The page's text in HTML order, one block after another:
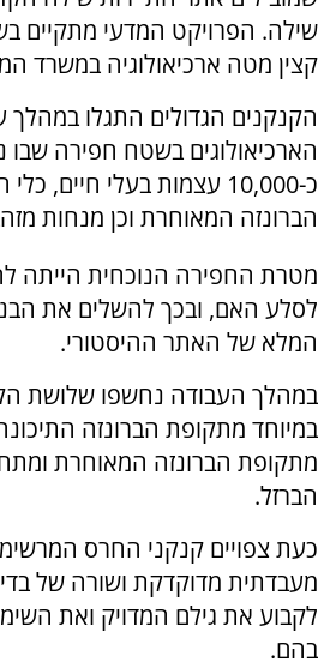
שילה. הפרויקט המדעי מתקיים
קצין מטה ארכיאולוגיה במשרד
הקנקנים הגדולים התגלו במהלך
הארכיאולוגים בשטח חפירה שבו
כ-10,000 עצמות בעלי
הברונזה המאוחרת וכן מנחות
מטרת החפירה הנוכחית הייתה
לסלע האם, ובכך להשלים את
המלא של האתר ההיסטורי.
במהלך העבודה נחשפו שלושת
במיוחד מתקופת הברונזה
מתקופת הברונזה המאוחרת
הברזל.
כעת צפויים קנקני החרס
מעבדתית מדוקדקת ושורה של
לקבוע את גילם המדויק ואת
בהם.